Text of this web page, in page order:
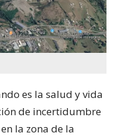
es la salud y vida
de incertidumbre
la zona de la